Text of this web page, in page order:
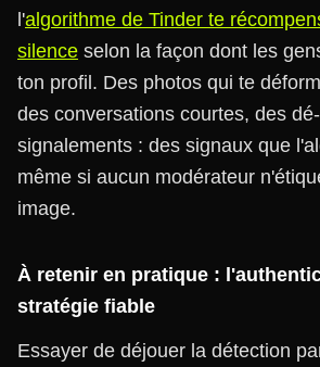
l'algorithme de Tinder te
silence selon la façon dont les
ton profil. Des photos qui te
des conversations courtes, des
signalements : des signaux que
même si aucun modérateur
image.
À retenir en pratique :
stratégie fiable
Essayer de déjouer la détection